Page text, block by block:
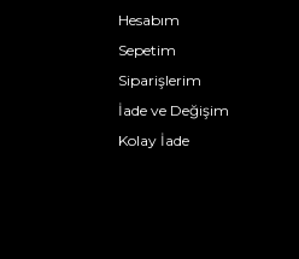
Hesabım
Sepetim
Siparişlerim
İade ve Değişim
Kolay İade